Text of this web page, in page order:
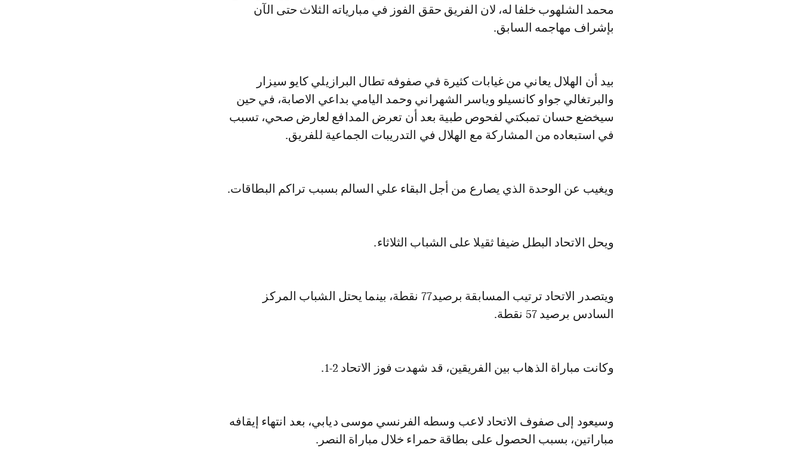
محمد الشلهوب خلفا له، لان الفريق حقق الفوز في مبارياته الثلاث حتى الآن
بإشراف مهاجمه السابق.
بيد أن الهلال يعاني من غيابات كثيرة في صفوفه تطال البرازيلي كايو سيزار
والبرتغالي جواو كانسيلو وياسر الشهراني وحمد اليامي بداعي الاصابة، في حين
سيخضع حسان تمبكتي لفحوص طبية بعد أن تعرض المدافع لعارض صحي، تسبب
في استبعاده من المشاركة مع الهلال في التدريبات الجماعية للفريق.
ويغيب عن الوحدة الذي يصارع من أجل البقاء علي السالم بسبب تراكم البطاقات.
ويحل الاتحاد البطل ضيفا ثقيلا على الشباب الثلاثاء.
ويتصدر الاتحاد ترتيب المسابقة برصيد77 نقطة، بينما يحتل الشباب المركز
السادس برصيد 57 نقطة.
وكانت مباراة الذهاب بين الفريقين، قد شهدت فوز الاتحاد 2-1.
وسيعود إلى صفوف الاتحاد لاعب وسطه الفرنسي موسى ديابي، بعد انتهاء إيقافه
مباراتين، بسبب الحصول على بطاقة حمراء خلال مباراة النصر.